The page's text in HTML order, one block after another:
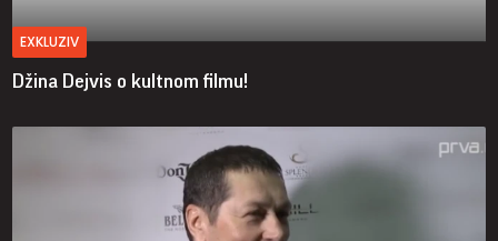
EXKLUZIV
Džina Dejvis o kultnom filmu!